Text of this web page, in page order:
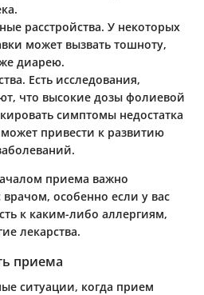
расстройства. У некоторых
может вызвать тошноту,
диарею.
. Есть исследования,
что высокие дозы фолиевой
симптомы недостатка
привести к развитию
приема важно
врачом, особенно если у вас
к каким-либо аллергиям,
лекарства.
приема
ситуации, когда прием